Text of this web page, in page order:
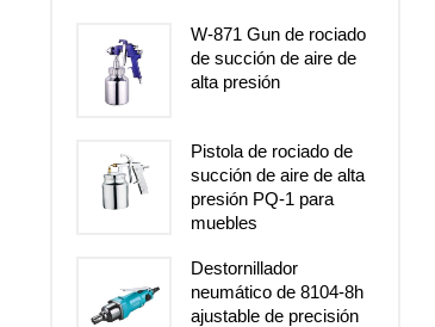
W-871 Gun de rociado
de succión de aire de
alta presión
Pistola de rociado de
succión de aire de alta
presión PQ-1 para
muebles
Destornillador
neumático de 8104-8h
ajustable de precisión